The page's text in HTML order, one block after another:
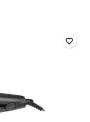
favorite_border